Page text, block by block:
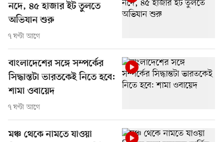
নদে, ৪৫ হাজার ইট তুলতে
অভিযান শুরু
৭ ঘণ্টা আগে
বাংলাদেশের সঙ্গে সম্পর্কের
সিদ্ধান্তটা ভারতকেই নিতে হবে:
শামা ওবায়েদ
৭ ঘণ্টা আগে
মঞ্চ থেকে নামতে যাওয়া